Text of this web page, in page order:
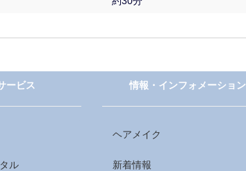
ービス
ル
情報・インフォメーション
ヘアメイク
新着情報